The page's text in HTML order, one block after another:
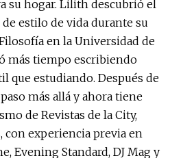
su hogar. Lilith descubrió el
estilo de vida durante su
en la Universidad de
más tiempo escribiendo
que estudiando. Después de
más allá y ahora tiene
de Revistas de la City,
con experiencia previa en
Evening Standard, DJ Mag y